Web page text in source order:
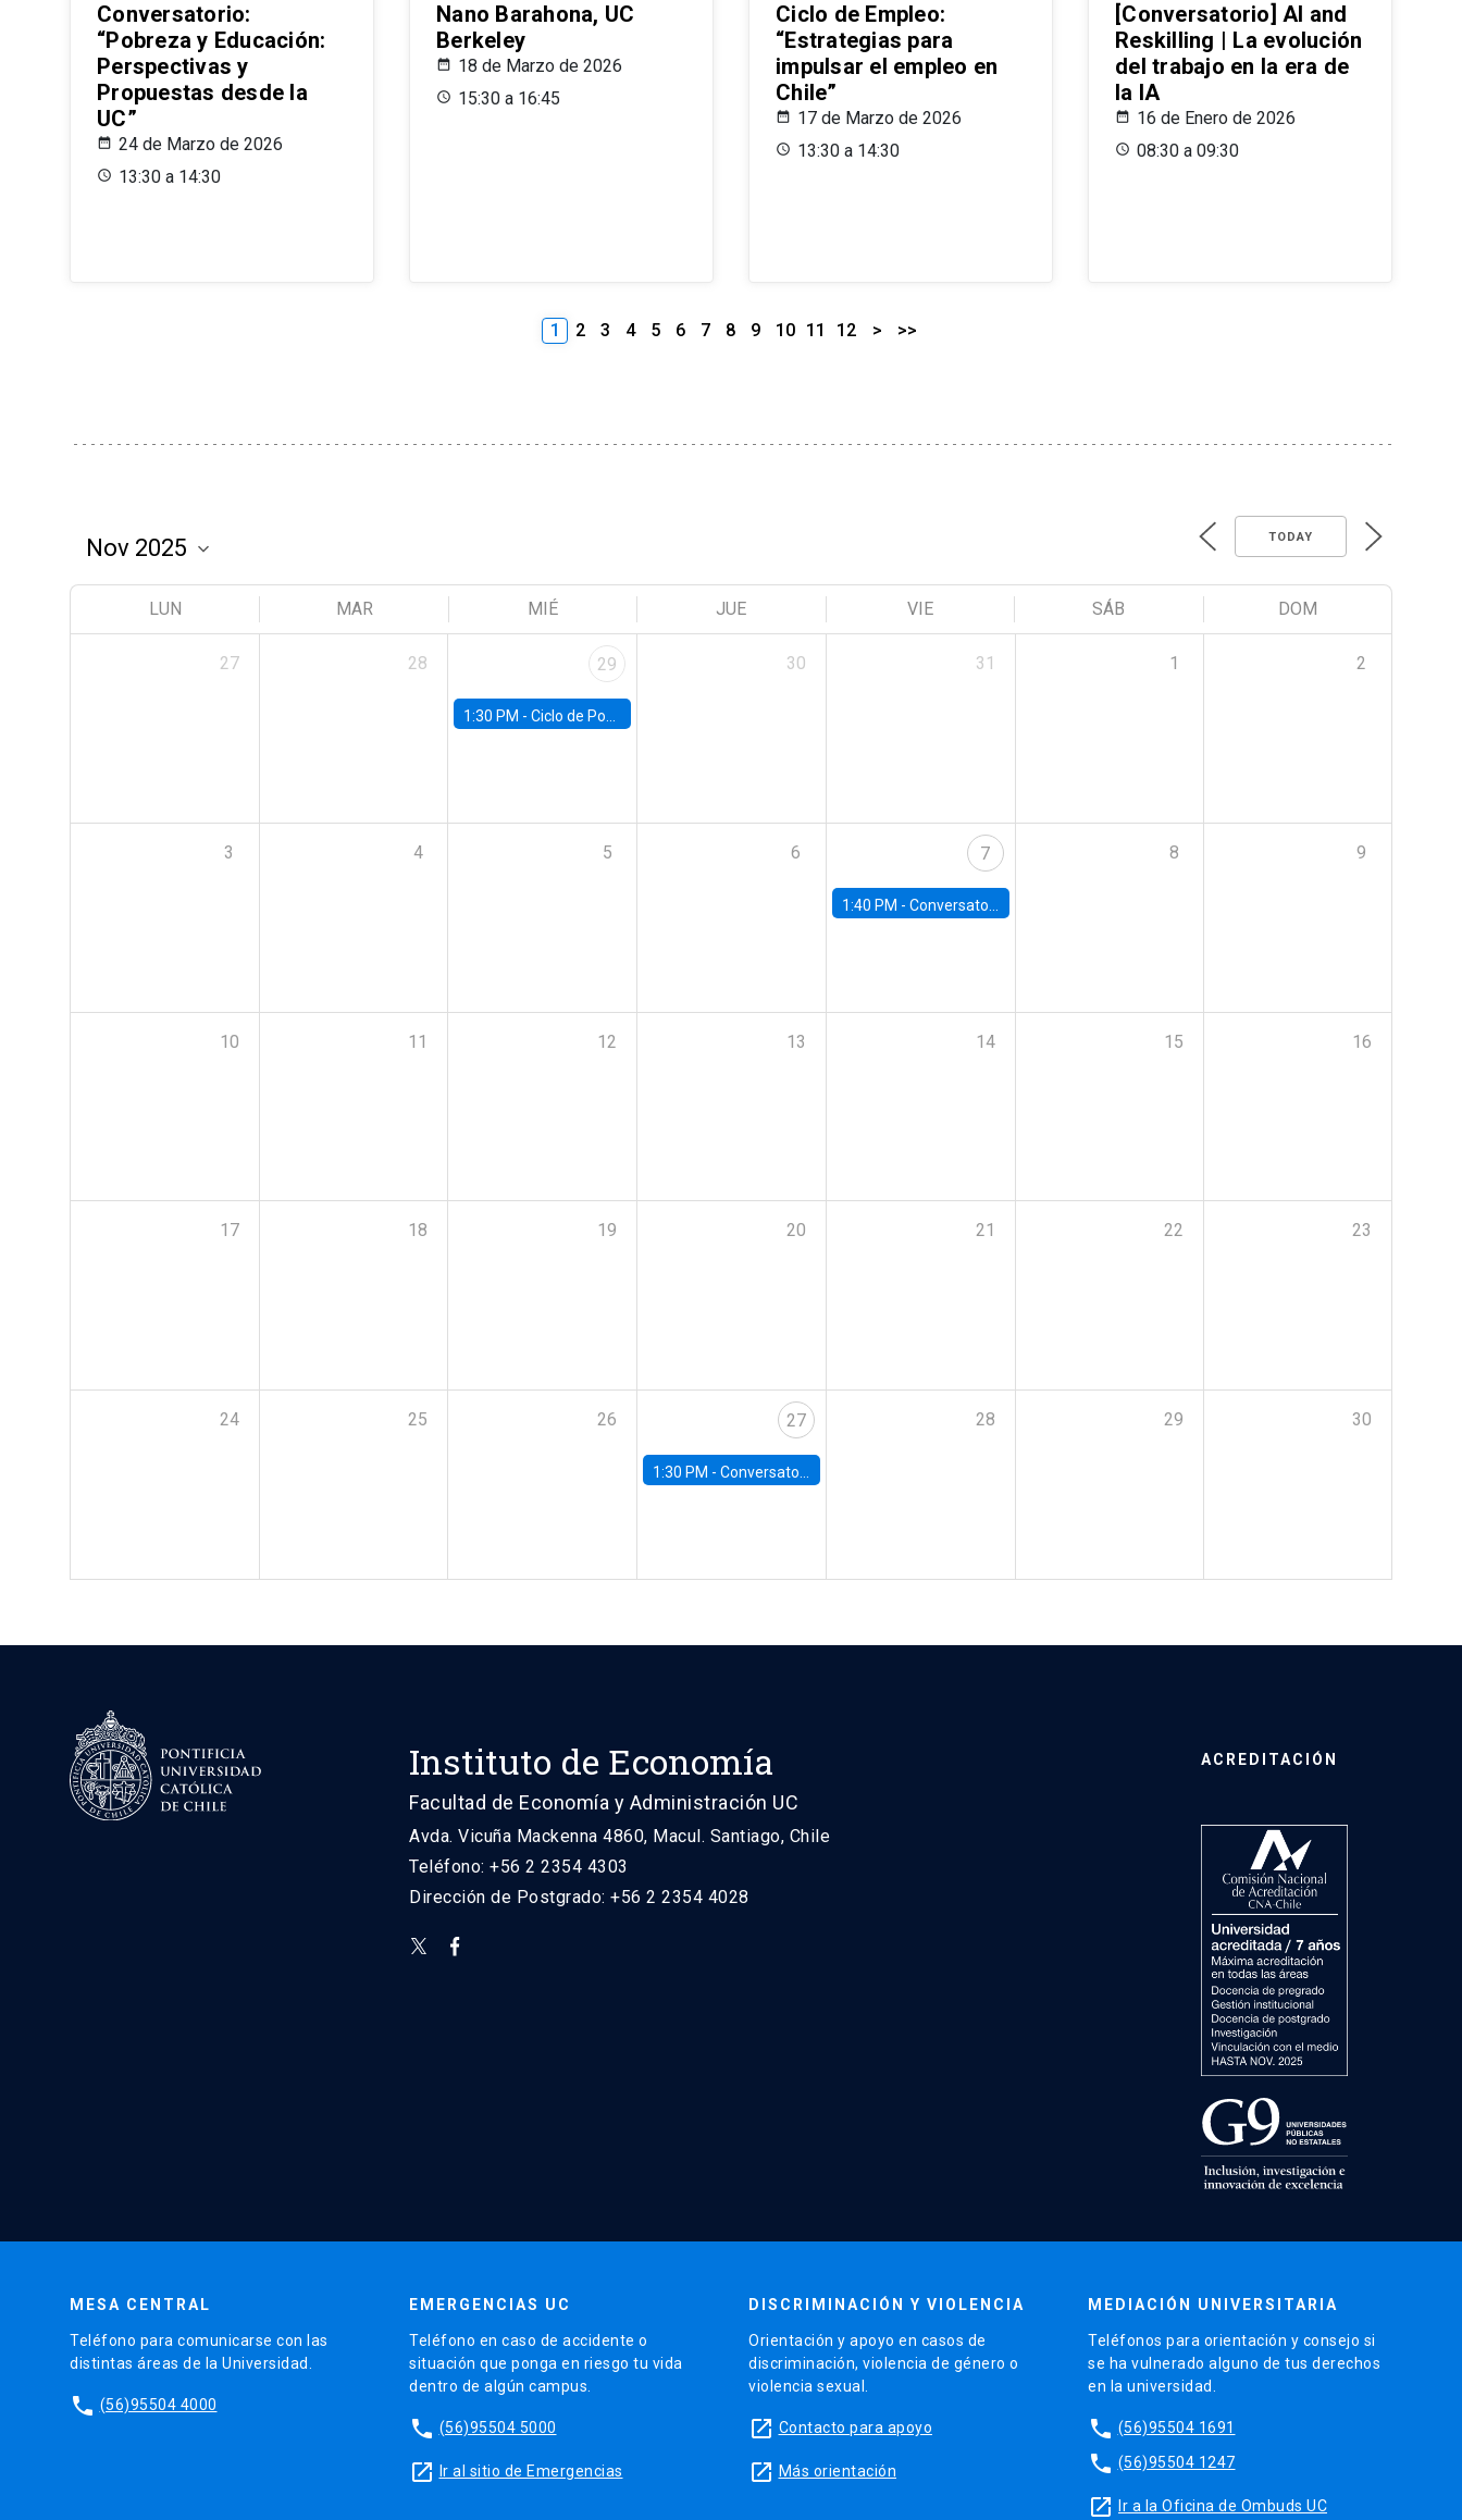
Conversatorio:
“Pobreza y Educación:
Perspectivas y
Propuestas desde la
UC”
24 de Marzo de 2026
13:30 a 14:30
Nano Barahona, UC
Berkeley
18 de Marzo de 2026
15:30 a 16:45
Ciclo de Empleo:
“Estrategias para
impulsar el empleo en
Chile”
17 de Marzo de 2026
13:30 a 14:30
[Conversatorio] AI and
Reskilling | La evolución
del trabajo en la era de
la IA
16 de Enero de 2026
08:30 a 09:30
1 2 3 4 5 6 7 8 9 10 11 12 > >>
TODAY
LUN MAR MIÉ JUE VIE SÁB DOM
27 28 29
1:30 PM -Ciclo de Pobreza UC | Pobreza y Empleo: Perspectivas y propuestas desde la UC
30 31 1 2
3 4 5 6 7
1:40 PM - Conversatorio | Ciclo de Diálogos Fiscales: Informe semestral del Consejo Fiscal Autónomo
8 9
10 11 12 13 14 15 16
17 18 19 20 21 22 23
24 25 26 27
1:30 PM -Conversatorio: Panorama económico para el próximo Gobierno de Chile
28 29 30
Instituto de Economía
Facultad de Economía y Administración UC
Avda. Vicuña Mackenna 4860, Macul. Santiago, Chile
Teléfono: +56 2 2354 4303
Dirección de Postgrado: +56 2 2354 4028
ACREDITACIÓN
MESA CENTRAL
Teléfono para comunicarse con las
distintas áreas de la Universidad.
phone (56)95504 4000
EMERGENCIAS UC
Teléfono en caso de accidente o
situación que ponga en riesgo tu vida
dentro de algún campus.
phone (56)95504 5000
launch Ir al sitio de Emergencias
DISCRIMINACIÓN Y VIOLENCIA
Orientación y apoyo en casos de
discriminación, violencia de género o
violencia sexual.
launch Contacto para apoyo
launch Más orientación
MEDIACIÓN UNIVERSITARIA
Teléfonos para orientación y consejo si
se ha vulnerado alguno de tus derechos
en la universidad.
phone (56)95504 1691
phone (56)95504 1247
launch Ir a la Oficina de Ombuds UC